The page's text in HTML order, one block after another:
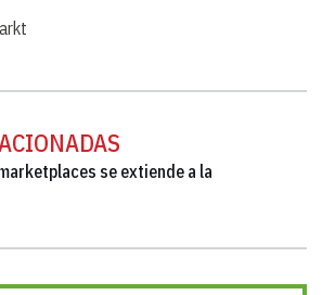
se extiende a la